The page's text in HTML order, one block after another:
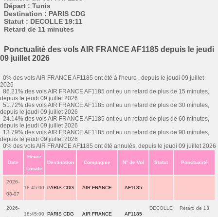
Départ : Tunis
Destination : PARIS CDG
Statut : DECOLLE 19:11
Retard de 11 minutes
Ponctualité des vols AIR FRANCE AF1185 depuis le jeudi
09 juillet 2026
0% des vols AIR FRANCE AF1185 ont été à l'heure , depuis le jeudi 09 juillet
2026
86.21% des vols AIR FRANCE AF1185 ont eu un retard de plus de 15 minutes,
depuis le jeudi 09 juillet 2026
51.72% des vols AIR FRANCE AF1185 ont eu un retard de plus de 30 minutes,
depuis le jeudi 09 juillet 2026
24.14% des vols AIR FRANCE AF1185 ont eu un retard de plus de 60 minutes,
depuis le jeudi 09 juillet 2026
13.79% des vols AIR FRANCE AF1185 ont eu un retard de plus de 90 minutes,
depuis le jeudi 09 juillet 2026
0% des vols AIR FRANCE AF1185 ont été annulés, depuis le jeudi 09 juillet 2026
Date
Heure
Locale
Destination Compagnie N° de Vol Statut Ponctualité
2026-
08-07
18:45:00 PARIS CDG AIR FRANCE AF1185
2026-
18:45:00 PARIS CDG AIR FRANCE AF1185
DECOLLE Retard de 13